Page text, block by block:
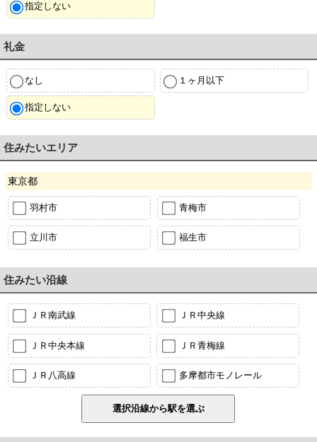
指定しない
礼金
なし １ヶ月以下
指定しない
住みたいエリア
東京都
羽村市 青梅市
立川市 福生市
住みたい沿線
ＪＲ南武線 ＪＲ中央線
ＪＲ中央本線 ＪＲ青梅線
ＪＲ八高線 多摩都市モノレール